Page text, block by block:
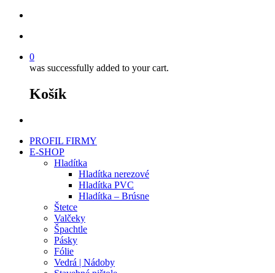
0
was successfully added to your cart.
Košík
PROFIL FIRMY
E-SHOP
Hladítka
Hladítka nerezové
Hladítka PVC
Hladítka – Brúsne
Štetce
Valčeky
Špachtle
Pásky
Fólie
Vedrá | Nádoby